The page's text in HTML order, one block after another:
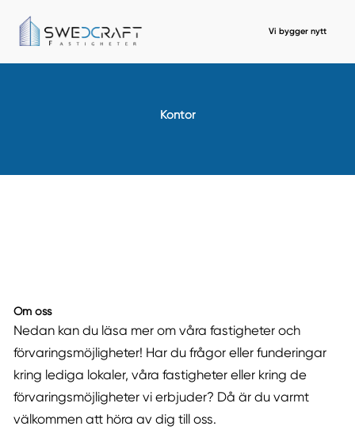
Vi bygger nytt
Kontor
Om oss
Nedan kan du läsa mer om våra fastigheter och
förvaringsmöjligheter! Har du frågor eller funderingar
kring lediga lokaler, våra fastigheter eller kring de
förvaringsmöjligheter vi erbjuder? Då är du varmt
välkommen att höra av dig till oss.